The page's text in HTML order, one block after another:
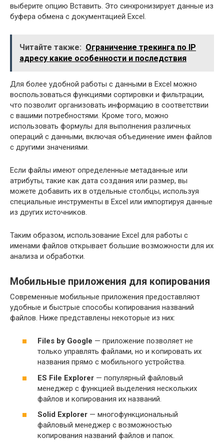
выберите опцию Вставить. Это синхронизирует данные из
буфера обмена с документацией Excel.
Читайте также: Ограничение трекинга по IP
адресу какие особенности и последствия
Для более удобной работы с данными в Excel можно
воспользоваться функциями сортировки и фильтрации,
что позволит организовать информацию в соответствии
с вашими потребностями. Кроме того, можно
использовать формулы для выполнения различных
операций с данными, включая объединение имен файлов
с другими значениями.
Если файлы имеют определенные метаданные или
атрибуты, такие как дата создания или размер, вы
можете добавить их в отдельные столбцы, используя
специальные инструменты в Excel или импортируя данные
из других источников.
Таким образом, использование Excel для работы с
именами файлов открывает большие возможности для их
анализа и обработки.
Мобильные приложения для копирования
Современные мобильные приложения предоставляют
удобные и быстрые способы копирования названий
файлов. Ниже представлены некоторые из них:
Files by Google — приложение позволяет не
только управлять файлами, но и копировать их
названия прямо с мобильного устройства.
ES File Explorer — популярный файловый
менеджер с функцией выделения нескольких
файлов и копирования их названий.
Solid Explorer — многофункциональный
файловый менеджер с возможностью
копирования названий файлов и папок.